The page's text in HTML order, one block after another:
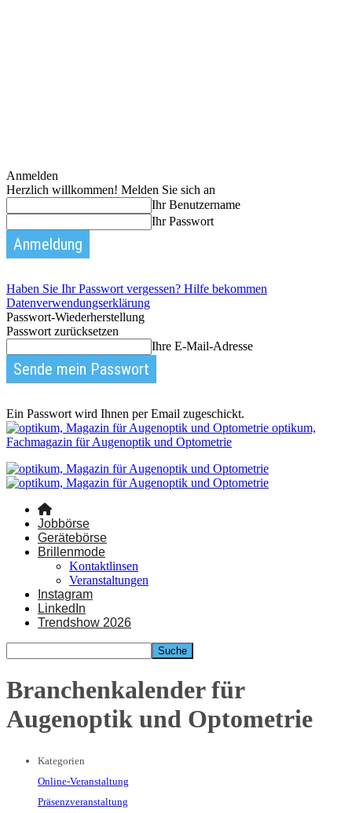
Anmelden
Herzlich willkommen! Melden Sie sich an
Ihr Benutzername
Ihr Passwort
Haben Sie Ihr Passwort vergessen? Hilfe bekommen
Datenverwendungserklärung
Passwort-Wiederherstellung
Passwort zurücksetzen
Ihre E-Mail-Adresse
Ein Passwort wird Ihnen per Email zugeschickt.
optikum,
Fachmagazin für Augenoptik und Optometrie
Jobbörse
Gerätebörse
Brillenmode
Kontaktlinsen
Veranstaltungen
Instagram
LinkedIn
Trendshow 2026
Branchenkalender für
Augenoptik und Optometrie
Kategorien
Online-Veranstaltung
Präsenzveranstaltung